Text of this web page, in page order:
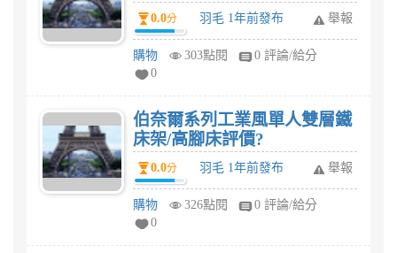
0.0分 羽毛 1年前發布 舉報
購物 303點閱
0 評論/給分
0
伯奈爾系列工業風單人雙層鐵
床架/高腳床評價?
0.0分 羽毛 1年前發布 舉報
購物 326點閱
0 評論/給分
0